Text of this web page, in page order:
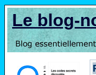
Le blog-